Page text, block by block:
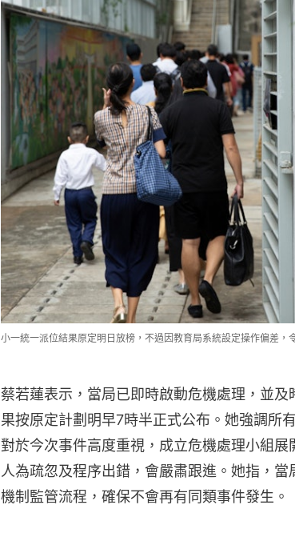
小一統一派位結果原定明日放榜，不過因教育局系統設定操作偏差，
蔡若蓮表示，當局已即時啟動危機處理，並
果按原定計劃明早7時半正式公布。她強調所
對於今次事件高度重視，成立危機處理小組
人為疏忽及程序出錯，會嚴肅跟進。她指，
機制監管流程，確保不會再有同類事件發生。